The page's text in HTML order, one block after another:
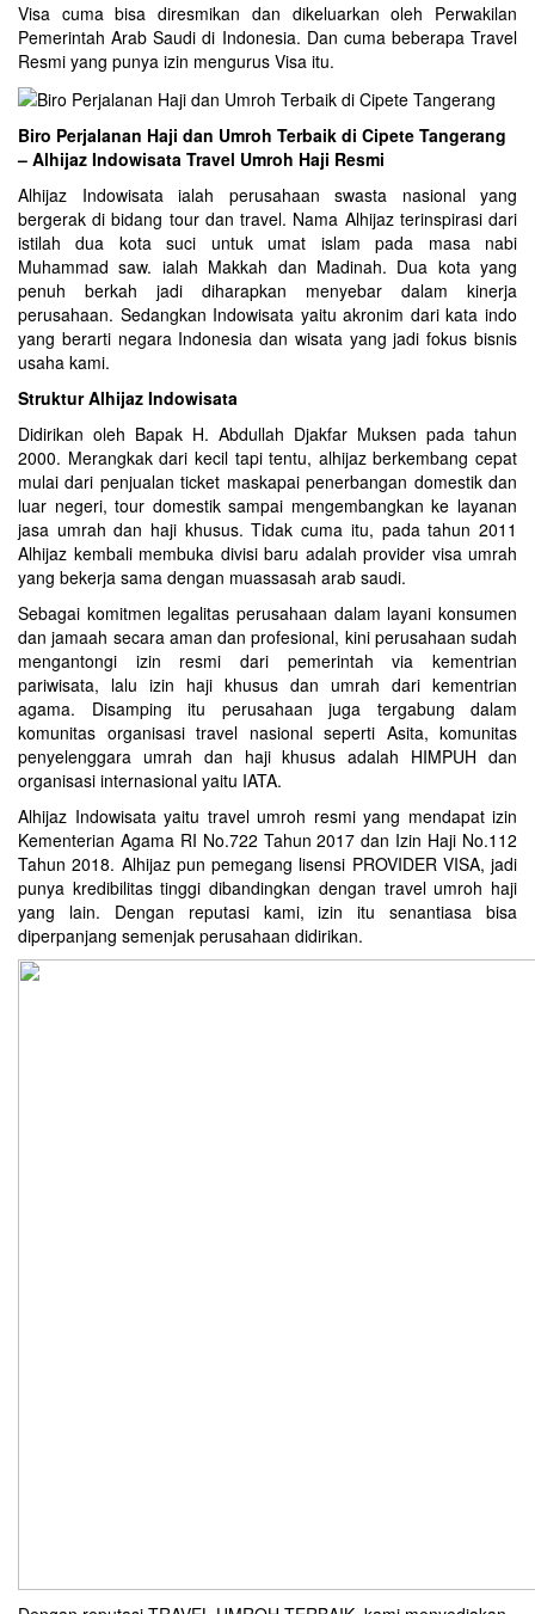
Visa cuma bisa diresmikan dan dikeluarkan oleh Perwakilan
Pemerintah Arab Saudi di Indonesia. Dan cuma beberapa Travel
Resmi yang punya izin mengurus Visa itu.
Biro Perjalanan Haji dan Umroh Terbaik di Cipete Tangerang
– Alhijaz Indowisata Travel Umroh Haji Resmi
Alhijaz Indowisata ialah perusahaan swasta nasional yang
bergerak di bidang tour dan travel. Nama Alhijaz terinspirasi dari
istilah dua kota suci untuk umat islam pada masa nabi
Muhammad saw. ialah Makkah dan Madinah. Dua kota yang
penuh berkah jadi diharapkan menyebar dalam kinerja
perusahaan. Sedangkan Indowisata yaitu akronim dari kata indo
yang berarti negara Indonesia dan wisata yang jadi fokus bisnis
usaha kami.
Struktur Alhijaz Indowisata
Didirikan oleh Bapak H. Abdullah Djakfar Muksen pada tahun
2000. Merangkak dari kecil tapi tentu, alhijaz berkembang cepat
mulai dari penjualan ticket maskapai penerbangan domestik dan
luar negeri, tour domestik sampai mengembangkan ke layanan
jasa umrah dan haji khusus. Tidak cuma itu, pada tahun 2011
Alhijaz kembali membuka divisi baru adalah provider visa umrah
yang bekerja sama dengan muassasah arab saudi.
Sebagai komitmen legalitas perusahaan dalam layani konsumen
dan jamaah secara aman dan profesional, kini perusahaan sudah
mengantongi izin resmi dari pemerintah via kementrian
pariwisata, lalu izin haji khusus dan umrah dari kementrian
agama. Disamping itu perusahaan juga tergabung dalam
komunitas organisasi travel nasional seperti Asita, komunitas
penyelenggara umrah dan haji khusus adalah HIMPUH dan
organisasi internasional yaitu IATA.
Alhijaz Indowisatayaitu travel umroh resmi yang mendapat izin
Kementerian Agama RI No.722 Tahun 2017 dan Izin Haji No.112
Tahun 2018. Alhijaz pun pemegang lisensi PROVIDER VISA, jadi
punya kredibilitas tinggi dibandingkan dengan travel umroh haji
yang lain. Dengan reputasi kami, izin itu senantiasa bisa
diperpanjang semenjak perusahaan didirikan.